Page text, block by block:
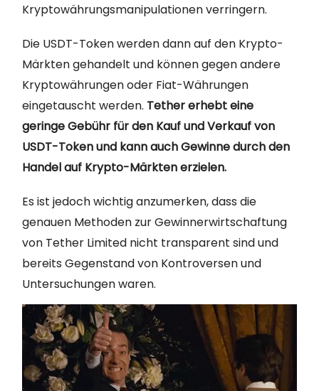
Kryptowährungsmanipulationen verringern.
Die USDT-Token werden dann auf den Krypto-
Märkten gehandelt und können gegen andere
Kryptowährungen oder Fiat-Währungen
eingetauscht werden. Tether erhebt eine
geringe Gebühr für den Kauf und Verkauf von
USDT-Token und kann auch Gewinne durch den
Handel auf Krypto-Märkten erzielen.
Es ist jedoch wichtig anzumerken, dass die
genauen Methoden zur Gewinnerwirtschaftung
von Tether Limited nicht transparent sind und
bereits Gegenstand von Kontroversen und
Untersuchungen waren.